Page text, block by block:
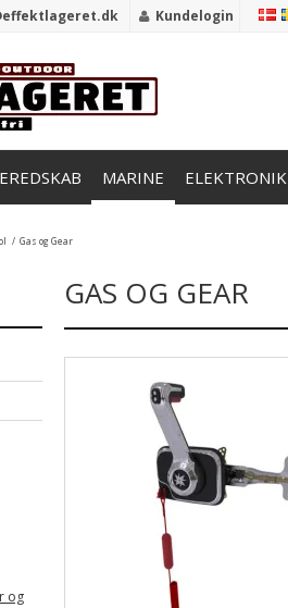
Kundelogin
MARINE ELEKTRONIK
/ Gas og Gear
og
GAS OG GEAR